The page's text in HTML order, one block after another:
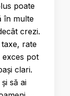
poate
în multe
crezi.
rate
exces pot
clari.
să ai